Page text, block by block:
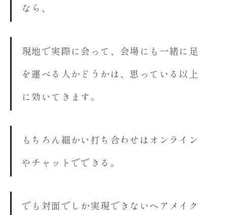
なら、
現地で実際に会って、会場にも一緒に足
を運べる人かどうかは、思っている以上
に効いてきます。
もちろん細かい打ち合わせはオンライン
やチャットでできる。
でも対面でしか実現できないヘアメイク